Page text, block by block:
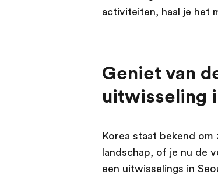
activiteiten, haal je het
Geniet van
uitwisseling
Korea staat bekend
landschap, of je nu de
een uitwisselings in